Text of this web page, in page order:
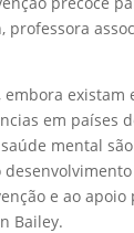
em
mental
e ao
Bailey.